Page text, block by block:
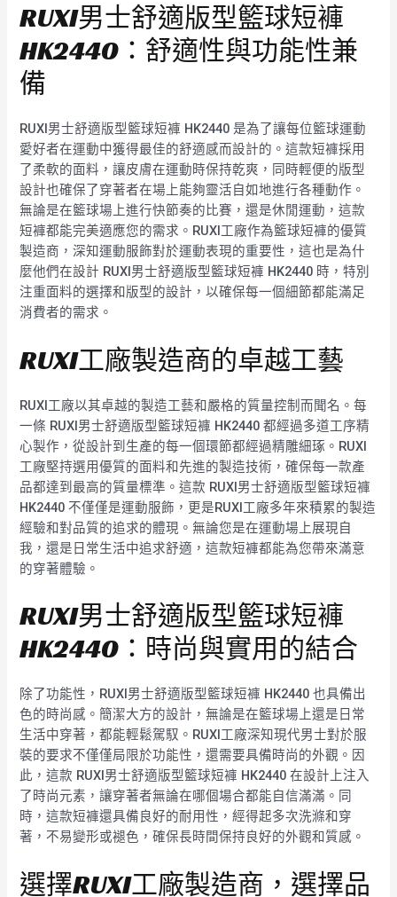
RUXI男士舒適版型籃球短褲
HK2440：舒適性與功能性兼
備
RUXI男士舒適版型籃球短褲 HK2440 是為了讓每位籃球運動
愛好者在運動中獲得最佳的舒適感而設計的。這款短褲採用
了柔軟的面料，讓皮膚在運動時保持乾爽，同時輕便的版型
設計也確保了穿著者在場上能夠靈活自如地進行各種動作。
無論是在籃球場上進行快節奏的比賽，還是休閒運動，這款
短褲都能完美適應您的需求。RUXI工廠作為籃球短褲的優質
製造商，深知運動服飾對於運動表現的重要性，這也是為什
麼他們在設計 RUXI男士舒適版型籃球短褲 HK2440 時，特別
注重面料的選擇和版型的設計，以確保每一個細節都能滿足
消費者的需求。
RUXI工廠製造商的卓越工藝
RUXI工廠以其卓越的製造工藝和嚴格的質量控制而聞名。每
一條 RUXI男士舒適版型籃球短褲 HK2440 都經過多道工序精
心製作，從設計到生產的每一個環節都經過精雕細琢。RUXI
工廠堅持選用優質的面料和先進的製造技術，確保每一款產
品都達到最高的質量標準。這款 RUXI男士舒適版型籃球短褲
HK2440 不僅僅是運動服飾，更是RUXI工廠多年來積累的製造
經驗和對品質的追求的體現。無論您是在運動場上展現自
我，還是日常生活中追求舒適，這款短褲都能為您帶來滿意
的穿著體驗。
RUXI男士舒適版型籃球短褲
HK2440：時尚與實用的結合
除了功能性，RUXI男士舒適版型籃球短褲 HK2440 也具備出
色的時尚感。簡潔大方的設計，無論是在籃球場上還是日常
生活中穿著，都能輕鬆駕馭。RUXI工廠深知現代男士對於服
裝的要求不僅僅局限於功能性，還需要具備時尚的外觀。因
此，這款 RUXI男士舒適版型籃球短褲 HK2440 在設計上注入
了時尚元素，讓穿著者無論在哪個場合都能自信滿滿。同
時，這款短褲還具備良好的耐用性，經得起多次洗滌和穿
著，不易變形或褪色，確保長時間保持良好的外觀和質感。
選擇RUXI工廠製造商，選擇品